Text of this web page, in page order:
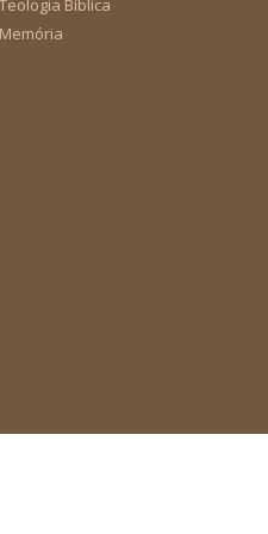
Teologia Bíblica
Memória